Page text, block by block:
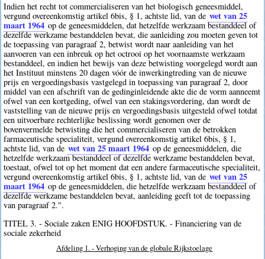
Indien het recht tot commercialiseren van het biologisch geneesmiddel,
vergund overeenkomstig artikel 6bis, § 1, achtste lid, van de wet van 25
maart 1964 op de geneesmiddelen, dat hetzelfde werkzaam bestanddeel of
dezelfde werkzame bestanddelen bevat, die aanleiding zou moeten geven tot
de toepassing van paragraaf 2, betwist wordt naar aanleiding van het
aanvoeren van een inbreuk op het octrooi op het voornaamste werkzaam
bestanddeel, en indien het bewijs van deze betwisting voorgelegd wordt aan
het Instituut minstens 20 dagen vóór de inwerkingtreding van de nieuwe
prijs en vergoedingsbasis vastgelegd in toepassing van paragraaf 2, door
middel van een afschrift van de gedinginleidende akte die de vorm aanneemt
ofwel van een kortgeding, ofwel van een stakingsvordering, dan wordt de
vaststelling van de nieuwe prijs en vergoedingsbasis uitgesteld ofwel totdat
een uitvoerbare rechterlijke beslissing wordt genomen over de
bovenvermelde betwisting die het commercialiseren van de betrokken
farmaceutische specialiteit, vergund overeenkomstig artikel 6bis, § 1,
achtste lid, van de wet van 25 maart 1964 op de geneesmiddelen, die
hetzelfde werkzaam bestanddeel of dezelfde werkzame bestanddelen bevat,
toestaat, ofwel tot op het moment dat een andere farmaceutische specialiteit,
vergund overeenkomstig artikel 6bis, § 1, achtste lid, van de wet van 25
maart 1964 op de geneesmiddelen, die hetzelfde werkzaam bestanddeel of
dezelfde werkzame bestanddelen bevat, aanleiding geeft tot de toepassing
van paragraaf 2.".
TITEL 3. - Sociale zaken ENIG HOOFDSTUK. - Financiering van de
sociale zekerheid
Afdeling 1. - Verhoging van de globale Rijkstoelage